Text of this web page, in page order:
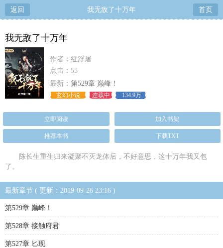
返回 我无敌了十万年 首页
我无敌了十万年
作者：红浮屠
点击：55
最新： 第529章 巅峰！
玄幻小说 连载中 134.9万
立即阅读 加入书架
推荐本书 下载TXT
陈长生重生归来凝聚不灭龙体后，不好意思，这十万年我又包
了。
最新章节 ( 更新：2019-09-26 23:16 )
第529章 巅峰！
第528章 接触府君
第527章 匕现